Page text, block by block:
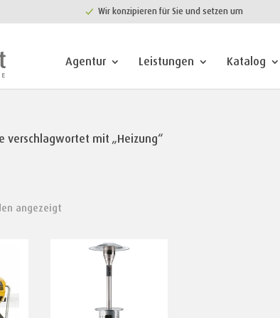
Wir konzipieren für Sie und setzen um
Agentur Leistungen Katalog
verschlagwortet mit „Heizung“
angezeigt